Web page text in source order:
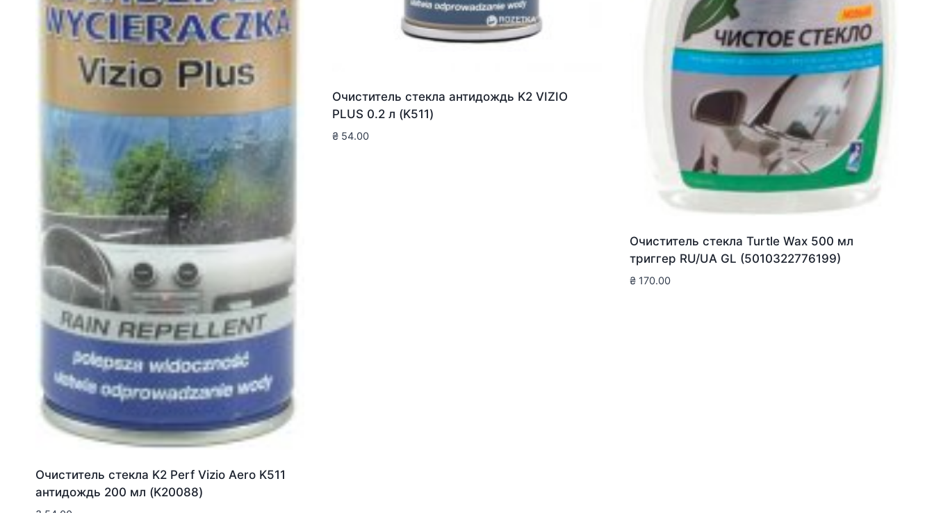
Очиститель стекла K2 Perf Vizio Aero K511
антидождь 200 мл (K20088)
Очиститель стекла антидождь K2 VIZIO
PLUS 0.2 л (K511)
₴ 54.00
Очиститель стекла Turtle Wax 500 мл
триггер RU/UA GL (5010322776199)
₴170.00